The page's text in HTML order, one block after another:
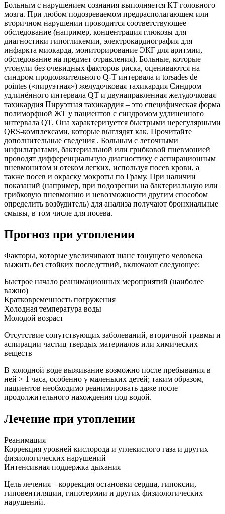
Больным с нарушением сознания выполняется КТ головного
мозга. При любом подозреваемом предрасполагающем или
вторичном нарушении проводится соответствующее
обследование (например, концентрация глюкозы для
диагностики гипогликемии, электрокардиография для
инфаркта миокарда, мониторирование ЭКГ для аритмии,
обследование на предмет отравления). Больные, которые
утонули без очевидных факторов риска, оцениваются на
синдром продолжительного Q-T интервала и torsades de
pointes («пируэтная») желудочковая тахикардия Синдром
удлинённого интервала QT и двунаправленная желудочковая
тахикардия Пируэтная тахикардия – это специфическая форма
полиморфной ЖТ у пациентов с синдромом удлиненного
интервала QT. Она характеризуется быстрыми нерегулярными
QRS-комплексами, которые выглядят как. Прочитайте
дополнительные сведения . Больным с легочными
инфильтратами, бактериальной или грибковой пневмонией
проводят дифференциальную диагностику с аспирационным
пневмонитом и отеком легких, используя посев крови, а
также посев и окраску мокроты по Граму. При наличии
показаний (например, при подозрении на бактериальную или
грибковую пневмонию и невозможности другим способом
определить возбудитель) для анализа получают бронхиальные
смывы, в том числе для посева.
Прогноз при утоплении
Факторы, которые увеличивают шанс тонущего человека
выжить без стойких последствий, включают следующее:
Быстрое начало реанимационных мероприятий (наиболее
важно)
Кратковременность погружения
Холодная температура воды
Молодой возраст
Отсутствие сопутствующих заболеваний, вторичной травмы и
аспирации частиц твердых материалов или химических
веществ
В холодной воде выживание возможно после пребывания в
ней > 1 часа, особенно у маленьких детей; таким образом,
пациентов необходимо реанимировать даже после
продолжительного нахождения под водой.
Лечение при утоплении
Реанимация
Коррекция уровней кислорода и углекислого газа и других
физиологических нарушений
Интенсивная поддержка дыхания
Цель лечения – коррекция остановки сердца, гипоксии,
гиповентиляции, гипотермии и других физиологических
нарушений.